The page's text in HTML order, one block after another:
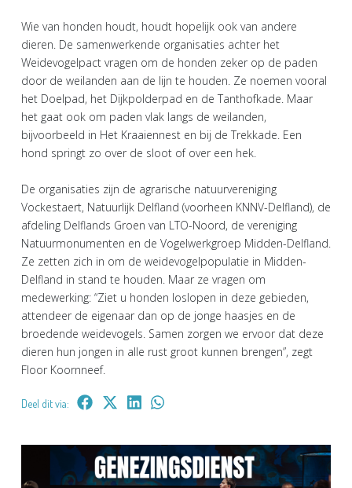
Wie van honden houdt, houdt hopelijk ook van andere
dieren. De samenwerkende organisaties achter het
Weidevogelpact vragen om de honden zeker op de paden
door de weilanden aan de lijn te houden. Ze noemen vooral
het Doelpad, het Dijkpolderpad en de Tanthofkade. Maar
het gaat ook om paden vlak langs de weilanden,
bijvoorbeeld in Het Kraaiennest en bij de Trekkade. Een
hond springt zo over de sloot of over een hek.
De organisaties zijn de agrarische natuurvereniging
Vockestaert, Natuurlijk Delfland (voorheen KNNV-Delfland), de
afdeling Delflands Groen van LTO-Noord, de vereniging
Natuurmonumenten en de Vogelwerkgroep Midden-Delfland.
Ze zetten zich in om de weidevogelpopulatie in Midden-
Delfland in stand te houden. Maar ze vragen om
medewerking: “Ziet u honden loslopen in deze gebieden,
attendeer de eigenaar dan op de jonge haasjes en de
broedende weidevogels. Samen zorgen we ervoor dat deze
dieren hun jongen in alle rust groot kunnen brengen”, zegt
Floor Koornneef.
Deel dit via: